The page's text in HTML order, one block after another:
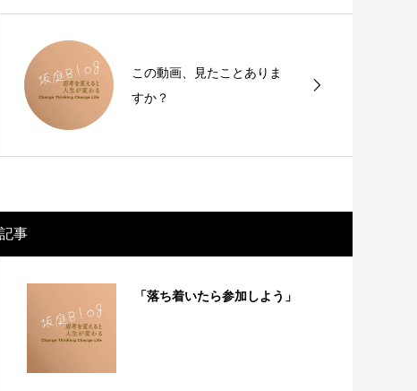
この動画、見たことありま
すか？
事
「落ち着いたら参加しよう」